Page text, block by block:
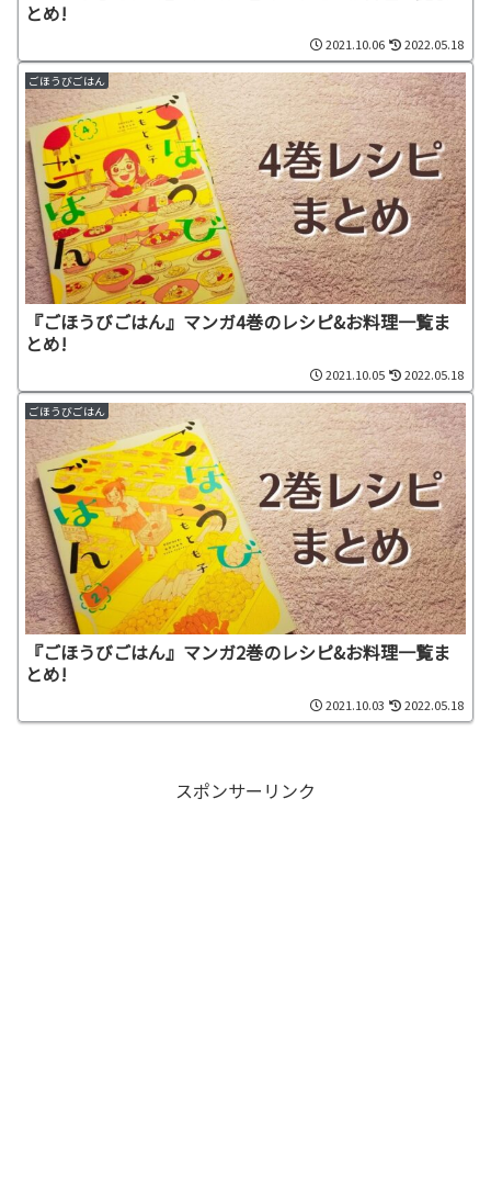
とめ!
2021.10.06 2022.05.18
ごほうびごはん
『ごほうびごはん』マンガ4巻のレシピ&お料理一覧ま
とめ!
2021.10.05 2022.05.18
ごほうびごはん
『ごほうびごはん』マンガ2巻のレシピ&お料理一覧ま
とめ!
2021.10.03 2022.05.18
スポンサーリンク